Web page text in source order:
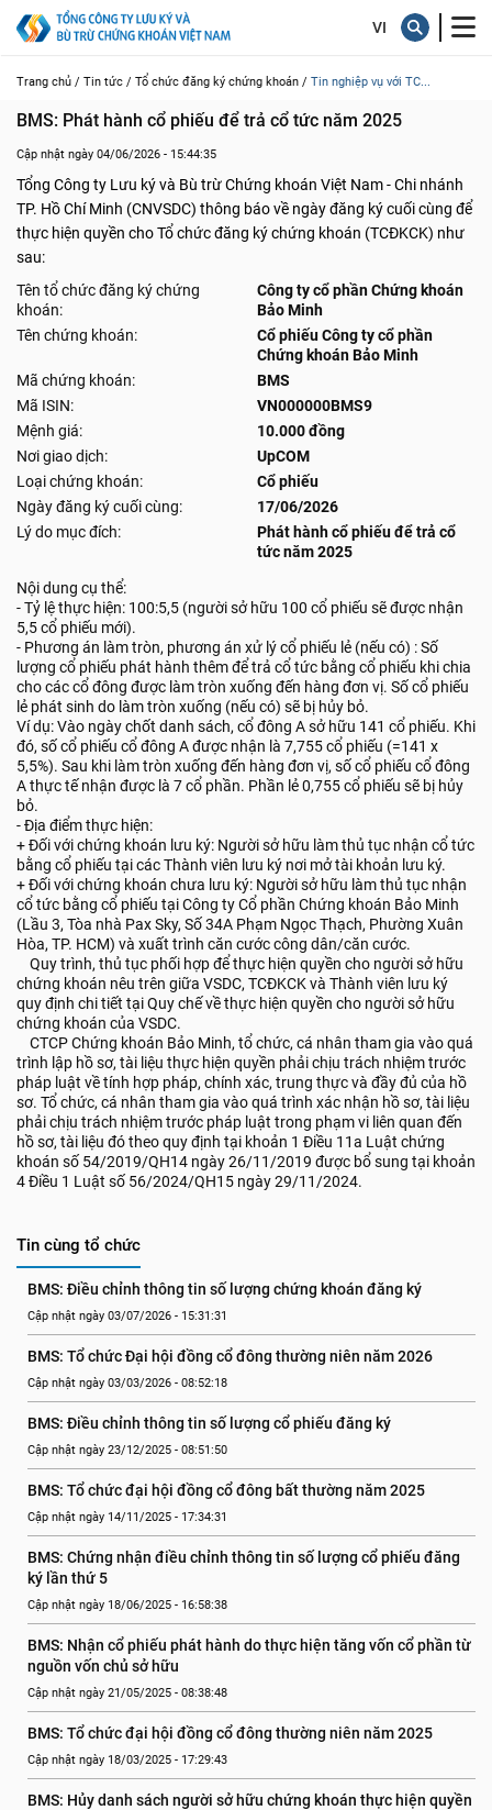
Trang chủ / Tin tức / Tổ chức đăng ký chứng khoán / Tin nghiệp vụ với TC...
BMS: Phát hành cổ phiếu để trả cổ tức năm 2025
Cập nhật ngày 04/06/2026 - 15:44:35
Tổng Công ty Lưu ký và Bù trừ Chứng khoán Việt Nam - Chi nhánh
TP. Hồ Chí Minh (CNVSDC) thông báo về ngày đăng ký cuối cùng để
thực hiện quyền cho Tổ chức đăng ký chứng khoán (TCĐKCK) như
sau:
Tên tổ chức đăng ký chứng
khoán:
Công ty cổ phần Chứng khoán
Bảo Minh
Tên chứng khoán:
Cổ phiếu Công ty cổ phần
Chứng khoán Bảo Minh
Mã chứng khoán:
BMS
Mã ISIN:
VN000000BMS9
Mệnh giá:
10.000 đồng
Nơi giao dịch:
UpCOM
Loại chứng khoán:
Cổ phiếu
Ngày đăng ký cuối cùng:
17/06/2026
Lý do mục đích:
Phát hành cổ phiếu để trả cổ
tức năm 2025
Nội dung cụ thể:
- Tỷ lệ thực hiện: 100:5,5 (người sở hữu 100 cổ phiếu sẽ được nhận
5,5 cổ phiếu mới).
- Phương án làm tròn, phương án xử lý cổ phiếu lẻ (nếu có) : Số
lượng cổ phiếu phát hành thêm để trả cổ tức bằng cổ phiếu khi chia
cho các cổ đông được làm tròn xuống đến hàng đơn vị. Số cổ phiếu
lẻ phát sinh do làm tròn xuống (nếu có) sẽ bị hủy bỏ.
Ví dụ: Vào ngày chốt danh sách, cổ đông A sở hữu 141 cổ phiếu. Khi
đó, số cổ phiếu cổ đông A được nhận là 7,755 cổ phiếu (=141 x
5,5%). Sau khi làm tròn xuống đến hàng đơn vị, số cổ phiếu cổ đông
A thực tế nhận được là 7 cổ phần. Phần lẻ 0,755 cổ phiếu sẽ bị hủy
bỏ.
- Địa điểm thực hiện:
+ Đối với chứng khoán lưu ký: Người sở hữu làm thủ tục nhận cổ tức
bằng cổ phiếu tại các Thành viên lưu ký nơi mở tài khoản lưu ký.
+ Đối với chứng khoán chưa lưu ký: Người sở hữu làm thủ tục nhận
cổ tức bằng cổ phiếu tại Công ty Cổ phần Chứng khoán Bảo Minh
(Lầu 3, Tòa nhà Pax Sky, Số 34A Phạm Ngọc Thạch, Phường Xuân
Hòa, TP. HCM) và xuất trình căn cước công dân/căn cước.
Quy trình, thủ tục phối hợp để thực hiện quyền cho người sở hữu
chứng khoán nêu trên giữa VSDC, TCĐKCK và Thành viên lưu ký
quy định chi tiết tại Quy chế về thực hiện quyền cho người sở hữu
chứng khoán của VSDC.
CTCP Chứng khoán Bảo Minh, tổ chức, cá nhân tham gia vào quá
trình lập hồ sơ, tài liệu thực hiện quyền phải chịu trách nhiệm trước
pháp luật về tính hợp pháp, chính xác, trung thực và đầy đủ của hồ
sơ. Tổ chức, cá nhân tham gia vào quá trình xác nhận hồ sơ, tài liệu
phải chịu trách nhiệm trước pháp luật trong phạm vi liên quan đến
hồ sơ, tài liệu đó theo quy định tại khoản 1 Điều 11a Luật chứng
khoán số 54/2019/QH14 ngày 26/11/2019 được bổ sung tại khoản
4 Điều 1 Luật số 56/2024/QH15 ngày 29/11/2024.
Tin cùng tổ chức
BMS: Điều chỉnh thông tin số lượng chứng khoán đăng ký
Cập nhật ngày 03/07/2026 - 15:31:31
BMS: Tổ chức Đại hội đồng cổ đông thường niên năm 2026
Cập nhật ngày 03/03/2026 - 08:52:18
BMS: Điều chỉnh thông tin số lượng cổ phiếu đăng ký
Cập nhật ngày 23/12/2025 - 08:51:50
BMS: Tổ chức đại hội đồng cổ đông bất thường năm 2025
Cập nhật ngày 14/11/2025 - 17:34:31
BMS: Chứng nhận điều chỉnh thông tin số lượng cổ phiếu đăng
ký lần thứ 5
Cập nhật ngày 18/06/2025 - 16:58:38
BMS: Nhận cổ phiếu phát hành do thực hiện tăng vốn cổ phần từ
nguồn vốn chủ sở hữu
Cập nhật ngày 21/05/2025 - 08:38:48
BMS: Tổ chức đại hội đồng cổ đông thường niên năm 2025
Cập nhật ngày 18/03/2025 - 17:29:43
BMS: Hủy danh sách người sở hữu chứng khoán thực hiện quyền